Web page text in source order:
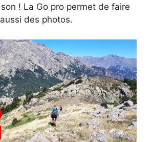
son ! La Go pro permet de faire
des photos.